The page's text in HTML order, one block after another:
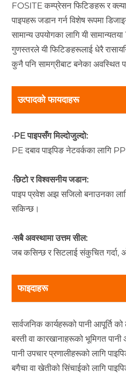
FOSITE कम्प्रेसन फिटिङहरू र
पाइपहरू जडान गर्न विशेष रूपमा
सामान्य उपयोगका लागि यी
गुणस्तरले यी फिटिङहरूलाई धेरै
कुनै पनि सामग्रीबाट बनेका अवस्थित
उत्पादको फायदाहरू
·PE पाइपसँग मिल्दोजुल्दो:
PE दबाव पाइपिङ नेटवर्कका लागि
·छिटो र विश्वसनीय जडान:
पाइप प्रवेश अझ सजिलो बनाउनका
सकिन्छ।
·सबै अवस्थामा उत्तम सील:
जब कसिन्छ र सिटलाई संकुचित गर्दा,
फाइदाहरू
सार्वजनिक कार्यहरूको पानी आपूर्ति
बस्ती वा कारखानाहरूको भूमिगत पानी
पानी उपचार प्रणालीहरूको लागि
बगैचा वा खेतीको सिंचाईको लागि